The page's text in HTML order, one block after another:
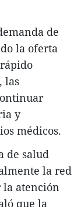
de
la oferta
las
y
médicos.
de salud
la red
la atención
que la